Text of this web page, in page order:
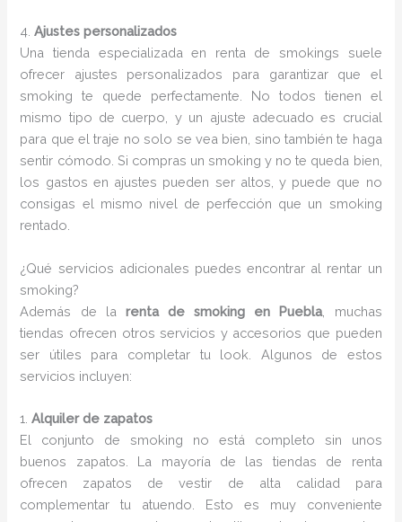
4.Ajustes personalizados
Una tienda especializada en renta de smokings suele
ofrecer ajustes personalizados para garantizar que el
smoking te quede perfectamente. No todos tienen el
mismo tipo de cuerpo, y un ajuste adecuado es crucial
para que el traje no solo se vea bien, sino también te haga
sentir cómodo. Si compras un smoking y no te queda bien,
los gastos en ajustes pueden ser altos, y puede que no
consigas el mismo nivel de perfección que un smoking
rentado.
¿Qué servicios adicionales puedes encontrar al rentar un
smoking?
Además de la renta de smoking en Puebla, muchas
tiendas ofrecen otros servicios y accesorios que pueden
ser útiles para completar tu look. Algunos de estos
servicios incluyen:
1.Alquiler de zapatos
El conjunto de smoking no está completo sin unos
buenos zapatos. La mayoría de las tiendas de renta
ofrecen zapatos de vestir de alta calidad para
complementar tu atuendo. Esto es muy conveniente